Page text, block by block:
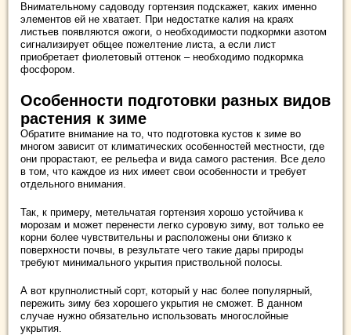
Внимательному садоводу гортензия подскажет, каких именно
элементов ей не хватает. При недостатке калия на краях
листьев появляются ожоги, о необходимости подкормки азотом
сигнализирует общее пожелтение листа, а если лист
приобретает фиолетовый оттенок – необходимо подкормка
фосфором.
Особенности подготовки разных видов
растения к зиме
Обратите внимание на то, что подготовка кустов к зиме во
многом зависит от климатических особенностей местности, где
они прорастают, ее рельефа и вида самого растения. Все дело
в том, что каждое из них имеет свои особенности и требует
отдельного внимания.
Так, к примеру, метельчатая гортензия хорошо устойчива к
морозам и может перенести легко суровую зиму, вот только ее
корни более чувствительны и расположены они близко к
поверхности почвы, в результате чего такие дары природы
требуют минимального укрытия приствольной полосы.
А вот крупнолистный сорт, который у нас более популярный,
пережить зиму без хорошего укрытия не сможет. В данном
случае нужно обязательно использовать многослойные
укрытия.